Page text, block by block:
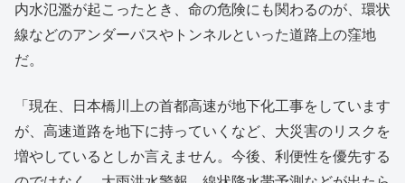
内水氾濫が起こったとき、命の危険にも関わるのが、環状
線などのアンダーパスやトンネルといった道路上の窪地
だ。
「現在、日本橋川上の首都高速が地下化工事をしています
が、高速道路を地下に持っていくなど、大災害のリスクを
増やしているとしか言えません。今後、利便性を優先する